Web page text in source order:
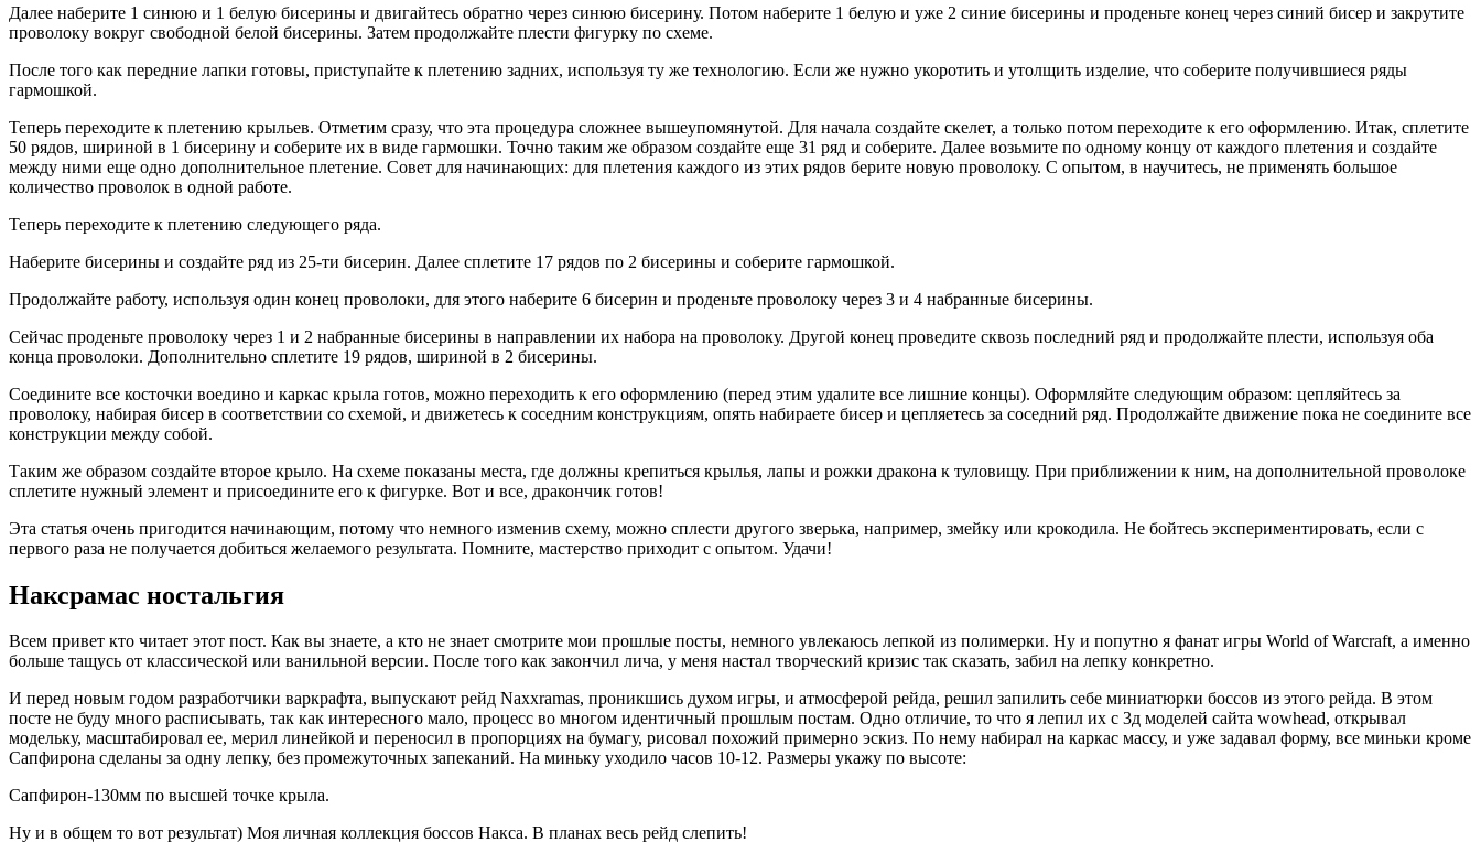
Далее наберите 1 синюю и 1 белую бисерины и двигайтесь обратно через синюю бисерину. Потом наберите 1 белую и уже 2 синие бисерины и проденьте конец через синий бисер и закрутите
проволоку вокруг свободной белой бисерины. Затем продолжайте плести фигурку по схеме.
После того как передние лапки готовы, приступайте к плетению задних, используя ту же технологию. Если же нужно укоротить и утолщить изделие, что соберите получившиеся ряды
гармошкой.
Теперь переходите к плетению крыльев. Отметим сразу, что эта процедура сложнее вышеупомянутой. Для начала создайте скелет, а только потом переходите к его оформлению. Итак, сплетите
50 рядов, шириной в 1 бисерину и соберите их в виде гармошки. Точно таким же образом создайте еще 31 ряд и соберите. Далее возьмите по одному концу от каждого плетения и создайте
между ними еще одно дополнительное плетение. Совет для начинающих: для плетения каждого из этих рядов берите новую проволоку. С опытом, в научитесь, не применять большое
количество проволок в одной работе.
Теперь переходите к плетению следующего ряда.
Наберите бисерины и создайте ряд из 25-ти бисерин. Далее сплетите 17 рядов по 2 бисерины и соберите гармошкой.
Продолжайте работу, используя один конец проволоки, для этого наберите 6 бисерин и проденьте проволоку через 3 и 4 набранные бисерины.
Сейчас проденьте проволоку через 1 и 2 набранные бисерины в направлении их набора на проволоку. Другой конец проведите сквозь последний ряд и продолжайте плести, используя оба
конца проволоки. Дополнительно сплетите 19 рядов, шириной в 2 бисерины.
Соедините все косточки воедино и каркас крыла готов, можно переходить к его оформлению (перед этим удалите все лишние концы). Оформляйте следующим образом: цепляйтесь за
проволоку, набирая бисер в соответствии со схемой, и движетесь к соседним конструкциям, опять набираете бисер и цепляетесь за соседний ряд. Продолжайте движение пока не соедините все
конструкции между собой.
Таким же образом создайте второе крыло. На схеме показаны места, где должны крепиться крылья, лапы и рожки дракона к туловищу. При приближении к ним, на дополнительной проволоке
сплетите нужный элемент и присоедините его к фигурке. Вот и все, дракончик готов!
Эта статья очень пригодится начинающим, потому что немного изменив схему, можно сплести другого зверька, например, змейку или крокодила. Не бойтесь экспериментировать, если с
первого раза не получается добиться желаемого результата. Помните, мастерство приходит с опытом. Удачи!
Наксрамас ностальгия
Всем привет кто читает этот пост. Как вы знаете, а кто не знает смотрите мои прошлые посты, немного увлекаюсь лепкой из полимерки. Ну и попутно я фанат игры World of Warcraft, а именно
больше тащусь от классической или ванильной версии. После того как закончил лича, у меня настал творческий кризис так сказать, забил на лепку конкретно.
И перед новым годом разработчики варкрафта, выпускают рейд Naxxramas, проникшись духом игры, и атмосферой рейда, решил запилить себе миниатюрки боссов из этого рейда. В этом
посте не буду много расписывать, так как интересного мало, процесс во многом идентичный прошлым постам. Одно отличие, то что я лепил их с 3д моделей сайта wowhead, открывал
модельку, масштабировал ее, мерил линейкой и переносил в пропорциях на бумагу, рисовал похожий примерно эскиз. По нему набирал на каркас массу, и уже задавал форму, все миньки кроме
Сапфирона сделаны за одну лепку, без промежуточных запеканий. На миньку уходило часов 10-12. Размеры укажу по высоте:
Сапфирон-130мм по высшей точке крыла.
Ну и в общем то вот результат) Моя личная коллекция боссов Накса. В планах весь рейд слепить!